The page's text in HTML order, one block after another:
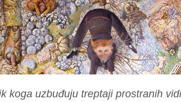
koga uzbuđuju treptaji prostranih